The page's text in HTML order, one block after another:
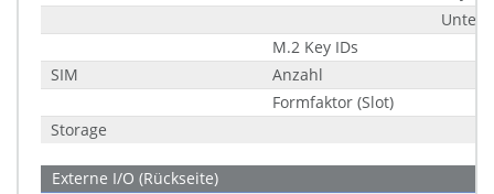
M.2 Key IDs
SIM
Anzahl
Formfaktor (Slot)
Storage
Externe I/O (Rückseite)